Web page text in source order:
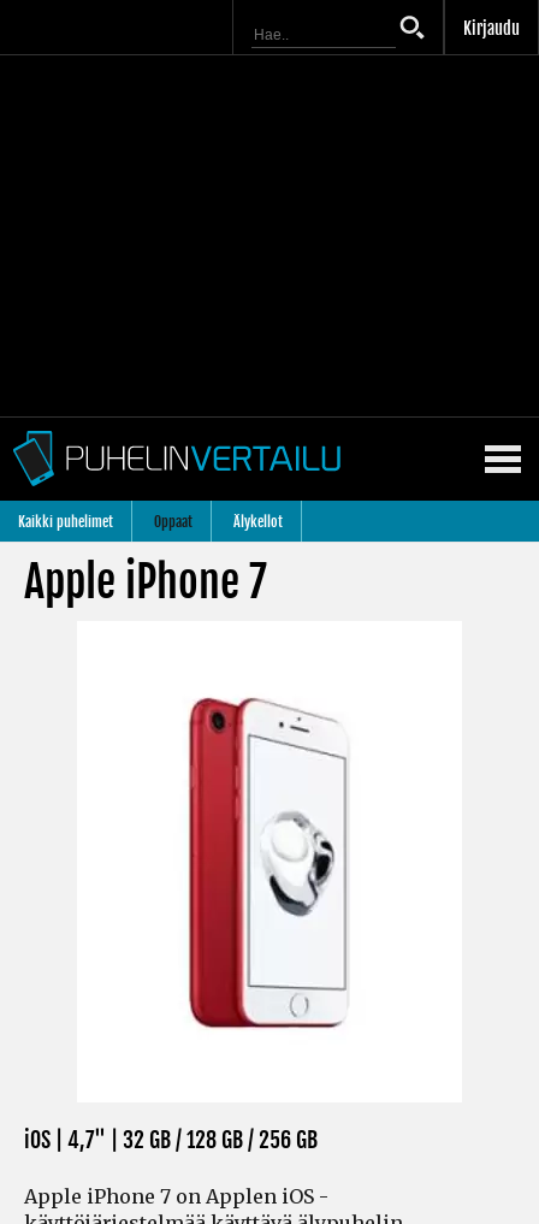
Kirjaudu
Kaikki puhelimet Oppaat Älykellot
Apple iPhone 7
iOS | 4,7" | 32 GB / 128 GB / 256 GB
Apple iPhone 7 on Applen iOS -